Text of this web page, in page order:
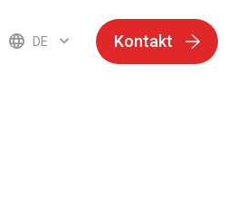
DE Kontakt